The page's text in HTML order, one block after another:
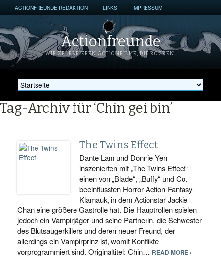
ACTIONFREUNDE REDAKTION LINKS IMPRESSUM
Actionfreunde
WIR ZELEBRIEREN ACTIONFILME, DIE ROCKEN!
Tag-Archiv für ‘Chin gei bin’
The Twins Effect
Dante Lam und Donnie Yen
inszenierten mit „The Twins Effect“
einen von „Blade“, „Buffy“ und Co.
beeinflussten Horror-Action-Fantasy-
Klamauk, in dem Actionstar Jackie
Chan eine größere Gastrolle hat. Die Hauptrollen spielen
jedoch ein Vampirjäger und seine Partnerin, die Schwester
des Blutsaugerkillers und deren neuer Freund, der
allerdings ein Vampirprinz ist, womit Konflikte
vorprogrammiert sind. Originaltitel: Chin… READ MORE ›